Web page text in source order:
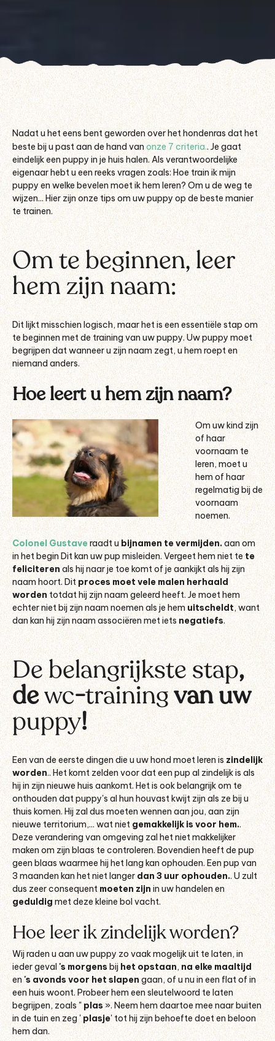
Nadat u het eens bent geworden over het hondenras dat het
beste bij u past aan de hand vanonze 7 criteria.. Je gaat
eindelijk een puppy in je huis halen.Als verantwoordelijke
eigenaar hebt u een reeks vragen zoals: Hoe train ik mijn
puppy en welke bevelen moet ik hem leren? Om u de weg te
wijzen... Hier zijn onze tips om uw puppy op de beste manier
te trainen.
Om te beginnen, leer
hem zijn naam:
Dit lijkt misschien logisch, maar het is een essentiële stap om
te beginnen met de training van uw puppy. Uw puppy moet
begrijpen dat wanneer u zijn naam zegt, u hem roept en
niemand anders.
Hoe leert u hem zijn naam?
Om uw kind zijn
of haar
voornaam te
leren, moet u
hem of haar
regelmatig bij de
voornaam
noemen.
Colonel Gustave raadt u bijnamen te vermijden. aan om
in het begin Dit kan uw pup misleiden. Vergeet hem niet tete
feliciteren als hij naar je toe komt of je aankijkt als hij zijn
naam hoort. Dit proces moet vele malen herhaald
worden totdat hij zijn naam geleerd heeft. Je moet hem
echter niet bij zijn naam noemen als je hem uitscheldt, want
dan kan hij zijn naam associëren met iets negatiefs.
De belangrijkste stap,
dewc-trainingvan uw
puppy!
Een van de eerste dingen die u uw hond moet leren is zindelijk
worden.. Het komt zelden voor dat een pup al zindelijk is als
hij in zijn nieuwe huis aankomt. Het is ook belangrijk om te
onthouden dat puppy's al hun houvast kwijt zijn als ze bij u
thuis komen. Hij zal dus moeten wennen aan jou, aan zijn
nieuwe territorium,... wat nietgemakkelijk is voor hem..
Deze verandering van omgeving zal het niet makkelijker
maken om zijn blaas te controleren. Bovendien heeft de pup
geen blaas waarmee hij het lang kan ophouden. Een pup van
3 maanden kan het niet langer dan 3 uur ophouden.. U zult
dus zeer consequentmoeten zijn in uw handelen en
geduldig met deze kleine bol vacht.
Hoe leer ik zindelijk worden?
Wij raden u aan uw puppy zo vaak mogelijk uit te laten, in
ieder geval 's morgens bij het opstaan, na elke maaltijd
en 's avonds voor het slapengaan, of u nu in een flat of in
een huis woont. Probeer hem een sleutelwoord te laten
begrijpen, zoals " plas». Neem hem daartoe mee naar buiten
in de tuin en zeg ' plasje' tot hij zijn behoefte doet en beloon
hem dan.